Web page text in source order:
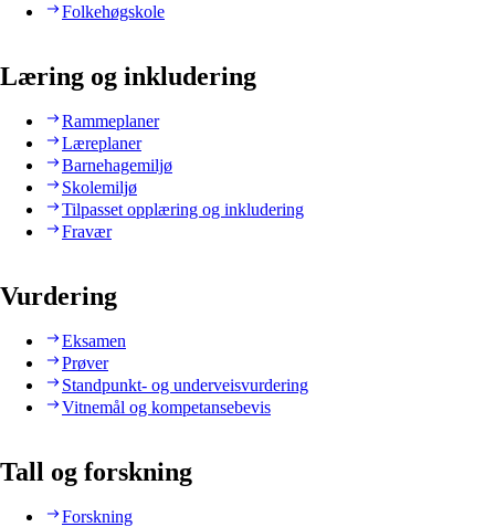
Folkehøgskole
Læring og inkludering
Rammeplaner
Læreplaner
Barnehagemiljø
Skolemiljø
Tilpasset opplæring og inkludering
Fravær
Vurdering
Eksamen
Prøver
Standpunkt- og underveisvurdering
Vitnemål og kompetansebevis
Tall og forskning
Forskning